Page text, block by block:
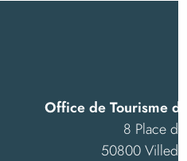
Office de Tourisme
8 Place
50800